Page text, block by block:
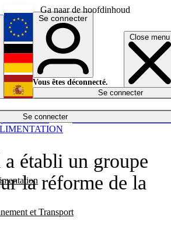
Ga naar de hoofdinhoud
Close menu
Se connecter
et Transport
Économie
English
Deutsch
Español
Se connecter
Vous êtes déconnecté.
Se connecter
établi un groupe
la réforme de la